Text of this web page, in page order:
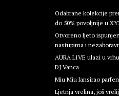
Odabrane kolekcije
do 50% povoljnije u
Otvoreno ljeto
nastupima i
AURA LIVE ulazi u
DJ Vanca
Miu Miu lansirao
Ljetnja vrelina, još